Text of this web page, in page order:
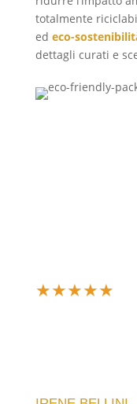
totalmente
ed eco-
dettagli curati e
★★★★★